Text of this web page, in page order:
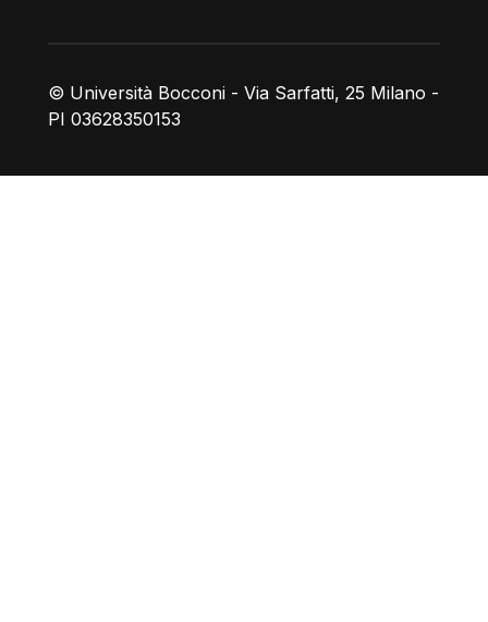
© Università Bocconi - Via Sarfatti, 25 Milano -
PI 03628350153